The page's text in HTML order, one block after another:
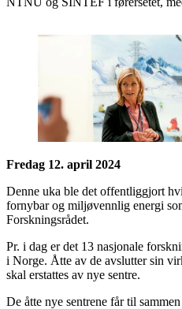
Fredag 12. april 2024
Denne uka ble det offentliggjort
fornybar og miljøvennlig energi
Forskningsrådet.
Pr. i dag er det 13 nasjonale
i Norge. Åtte av de avslutter sin
skal erstattes av nye sentre.
De åtte nye sentrene får til